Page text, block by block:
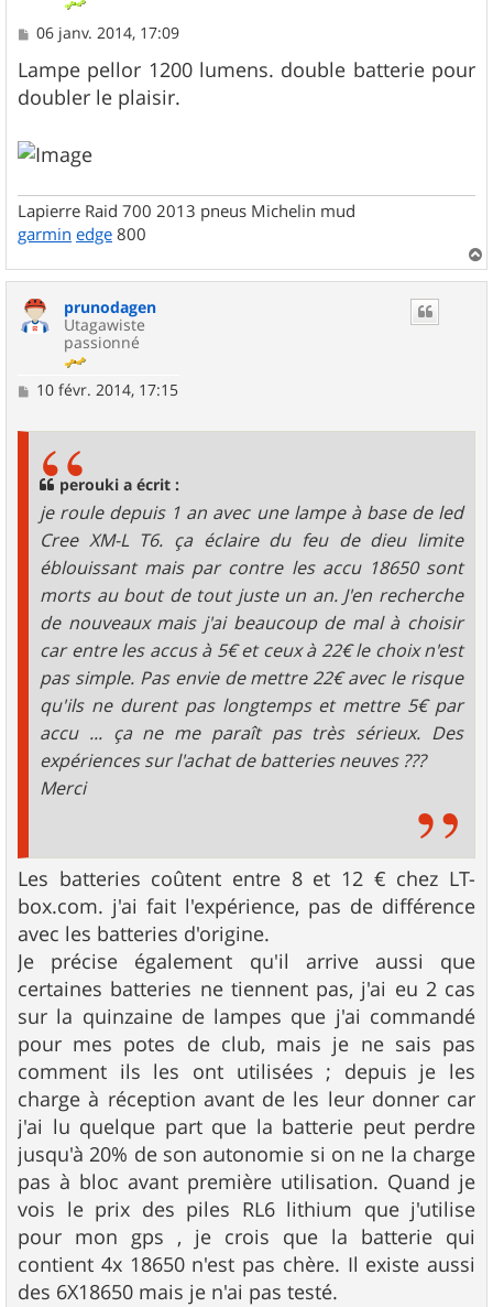
M
s
s
a
e
06 janv. 2014, 17:09
Lampe pellor 1200 lumens. double batterie pour
doubler le plaisir.
Lapierre Raid 700 2013 pneus Michelin mud
garmin edge 800
a
prunodagen
Utagawiste
passionné
M10 févr. 2014, 17:15
perouki a écrit :
je roule depuis 1 an avec une lampe à base de led
Cree XM-L T6. ça éclaire du feu de dieu limite
éblouissant mais par contre les accu 18650 sont
morts au bout de tout juste un an. J'en recherche
de nouveaux mais j'ai beaucoup de mal à choisir
car entre les accus à 5€ et ceux à 22€ le choix n'est
pas simple. Pas envie de mettre 22€ avec le risque
qu'ils ne durent pas longtemps et mettre 5€ par
accu ... ça ne me paraît pas très sérieux. Des
expériences sur l'achat de batteries neuves ???
Merci
Les batteries coûtent entre 8 et 12 € chez LT-
box.com. j'ai fait l'expérience, pas de différence
avec les batteries d'origine.
Je précise également qu'il arrive aussi que
certaines batteries ne tiennent pas, j'ai eu 2 cas
sur la quinzaine de lampes que j'ai commandé
pour mes potes de club, mais je ne sais pas
comment ils les ont utilisées ; depuis je les
charge à réception avant de les leur donner car
j'ai lu quelque part que la batterie peut perdre
jusqu'à 20% de son autonomie si on ne la charge
pas à bloc avant première utilisation. Quand je
vois le prix des piles RL6 lithium que j'utilise
pour mon gps , je crois que la batterie qui
contient 4x 18650 n'est pas chère. Il existe aussi
des 6X18650 mais je n'ai pas testé.